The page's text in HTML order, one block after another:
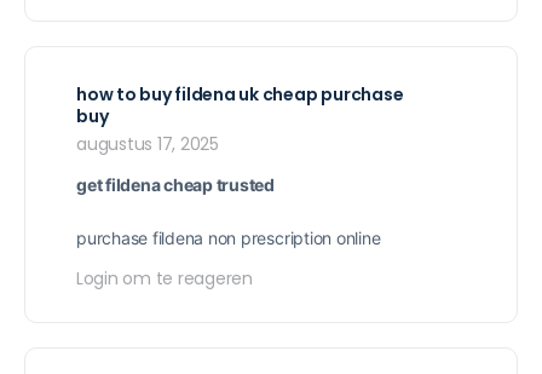
how to buy fildena uk cheap purchase
buy
augustus 17, 2025
get fildena cheap trusted
purchase fildena non prescription online
Login om te reageren